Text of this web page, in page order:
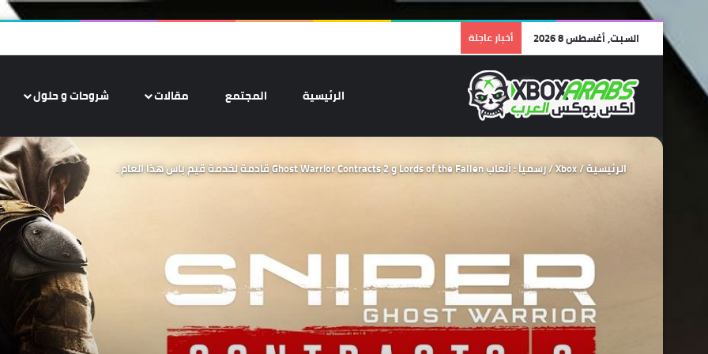
السبت, أغسطس 8 2026 أخبار عاجلة
الرئيسية المجتمع مقالات شروحات و حلول
الرئيسية/
Xbox
/رسمياً : ألعاب Lords of the Fallen و Ghost Warrior Contracts 2 قادمة لخدمة قيم باس هذا العام .